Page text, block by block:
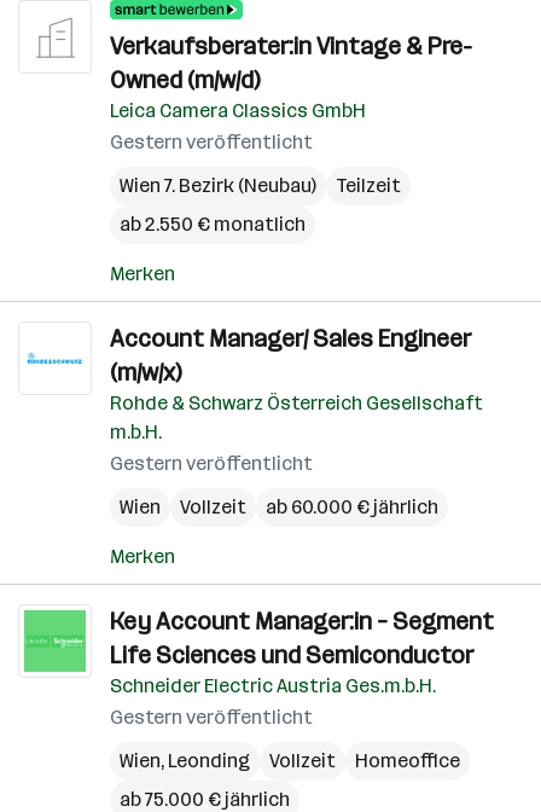
Verkaufsberater:in Vintage & Pre-
Owned (m/w/d)
Leica Camera Classics GmbH
Gestern veröffentlicht
Wien 7. Bezirk (Neubau)
Teilzeit
ab 2.550 € monatlich
Merken
Account Manager/ Sales Engineer
(m/w/x)
Rohde & Schwarz Österreich Gesellschaft
m.b.H.
Gestern veröffentlicht
Wien
Vollzeit ab 60.000 € jährlich
Merken
Key Account Manager:in – Segment
Life Sciences und Semiconductor
Schneider Electric Austria Ges.m.b.H.
Gestern veröffentlicht
Wien, Leonding Vollzeit
Homeoffice
ab 75.000 € jährlich